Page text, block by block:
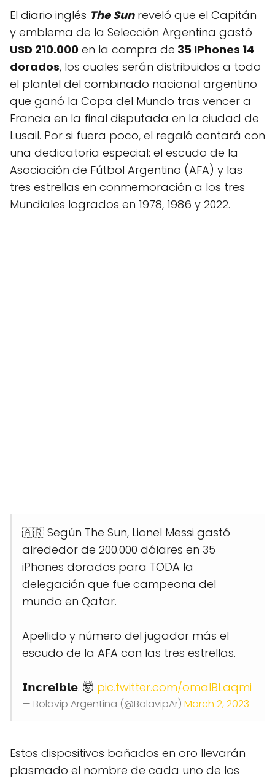
El diario inglés The Sunreveló que el Capitán
y emblema de la Selección Argentina gastó
USD 210.000 en la compra de 35 IPhones 14
dorados, los cuales serán distribuidos a todo
el plantel del combinado nacional argentino
que ganó la Copa del Mundo tras vencer a
Francia en la final disputada en la ciudad de
Lusail. Por si fuera poco, el regaló contará con
una dedicatoria especial: el escudo de la
Asociación de Fútbol Argentino (AFA) y las
tres estrellas en conmemoración a los tres
Mundiales logrados en 1978, 1986 y 2022.
🇦🇷 Según The Sun, Lionel Messi gastó
alrededor de 200.000 dólares en 35
iPhones dorados para TODA la
delegación que fue campeona del
mundo en Qatar.
Apellido y número del jugador más el
escudo de la AFA con las tres estrellas.
𝗜𝗻𝗰𝗿𝗲𝗶́𝗯𝗹𝗲. 🤯 pic.twitter.com/omaIBLaqmi
— Bolavip Argentina (@BolavipAr) March 2, 2023
Estos dispositivos bañados en oro llevarán
plasmado el nombre de cada uno de los